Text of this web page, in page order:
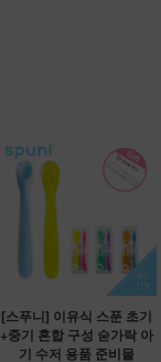
[스푸니] 이유식 스푼 초기
+중기 혼합 구성 숟가락 아
기 수저 용품 준비물